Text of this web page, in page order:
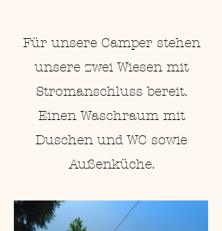
Für unsere Camper stehen
unsere zwei Wiesen mit
Stromanschluss bereit.
Einen Waschraum mit
Duschen und WC sowie
Außenküche.